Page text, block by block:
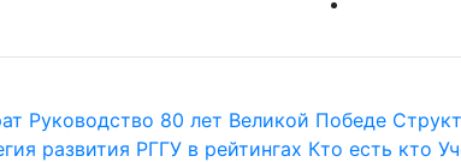
Руководство 80 лет Великой Победе
развития РГГУ в рейтингах Кто есть кто